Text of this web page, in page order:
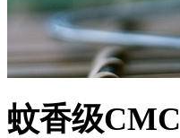
蚊香级CMC